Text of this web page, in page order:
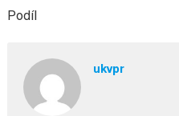
Podíl
ukvpr